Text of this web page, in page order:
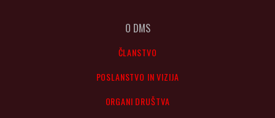
O DMS
ČLANSTVO
POSLANSTVO IN VIZIJA
ORGANI DRUŠTVA